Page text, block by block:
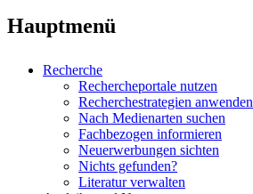
Hauptmenü
Recherche
Rechercheportale nutzen
Recherchestrategien anwenden
Nach Medienarten suchen
Fachbezogen informieren
Neuerwerbungen sichten
Nichts gefunden?
Literatur verwalten